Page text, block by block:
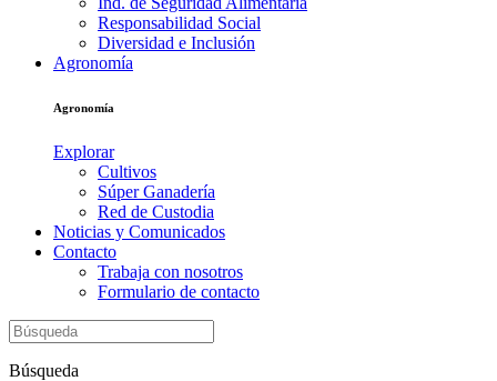
Responsabilidad Social
Diversidad e Inclusión
Agronomía
Agronomía
Explorar
Cultivos
Súper Ganadería
Red de Custodia
Noticias y Comunicados
Contacto
Trabaja con nosotros
Formulario de contacto
Búsqueda